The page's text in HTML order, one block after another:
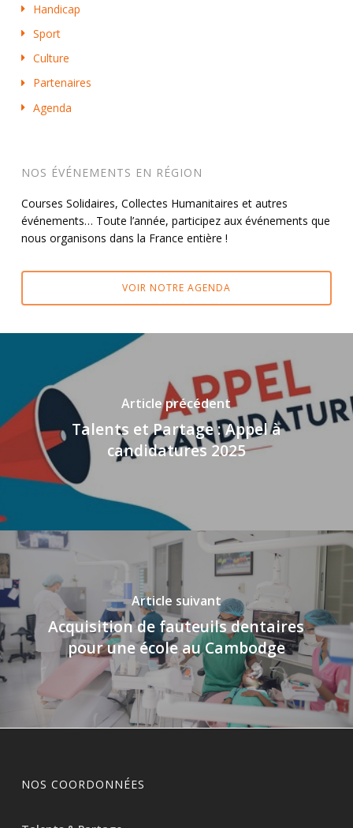
Handicap
Sport
Culture
Partenaires
Agenda
NOS ÉVÉNEMENTS EN RÉGION
Courses Solidaires, Collectes Humanitaires et autres
événements… Toute l’année, participez aux événements que
nous organisons dans la France entière !
VOIR NOTRE AGENDA
Article précédent
Talents et Partage : Appel à
candidatures 2025
Article suivant
Acquisition de fauteuils dentaires
pour une école au Cambodge
NOS COORDONNÉES